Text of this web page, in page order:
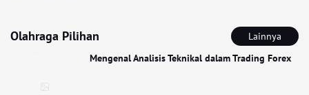
Olahraga Pilihan
Lainnya
Mengenal Analisis Teknikal dalam Trading Forex